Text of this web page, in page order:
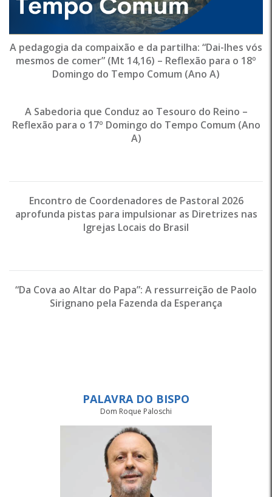
A pedagogia da compaixão e da partilha: “Dai-lhes vós
mesmos de comer” (Mt 14,16) – Reflexão para o 18º
Domingo do Tempo Comum (Ano A)
A Sabedoria que Conduz ao Tesouro do Reino –
Reflexão para o 17º Domingo do Tempo Comum (Ano
A)
Encontro de Coordenadores de Pastoral 2026
aprofunda pistas para impulsionar as Diretrizes nas
Igrejas Locais do Brasil
“Da Cova ao Altar do Papa”: A ressurreição de Paolo
Sirignano pela Fazenda da Esperança
PALAVRA DO BISPO
Dom Roque Paloschi